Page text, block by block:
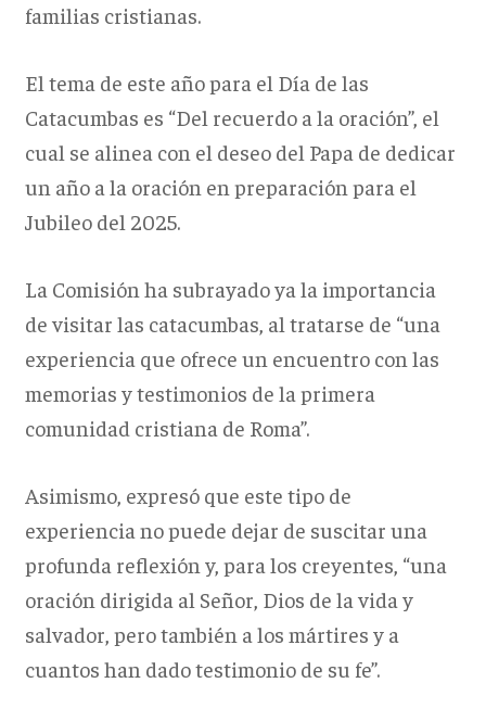
familias cristianas.
El tema de este año para el Día de las
Catacumbas es “Del recuerdo a la oración”, el
cual se alinea con el deseo del Papa de dedicar
un año a la oración en preparación para el
Jubileo del 2025.
La Comisión ha subrayado ya la importancia
de visitar las catacumbas, al tratarse de “una
experiencia que ofrece un encuentro con las
memorias y testimonios de la primera
comunidad cristiana de Roma”.
Asimismo, expresó que este tipo de
experiencia no puede dejar de suscitar una
profunda reflexión y, para los creyentes, “una
oración dirigida al Señor, Dios de la vida y
salvador, pero también a los mártires y a
cuantos han dado testimonio de su fe”.